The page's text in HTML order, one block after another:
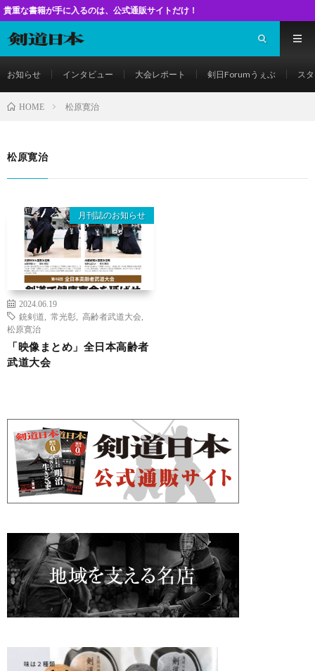
手に入るのは、公式通販サイトだけ！
お知らせ インタビュー 大会レポート 剣日Forumうぇぶ ス
HOME 松原寛治
松原寛治
月刊誌のお知らせ
2024.06.19
銃剣道
常光彰 高齢者武道大会
松原寛治
「映像まとめ」全日本高齢者
武道大会